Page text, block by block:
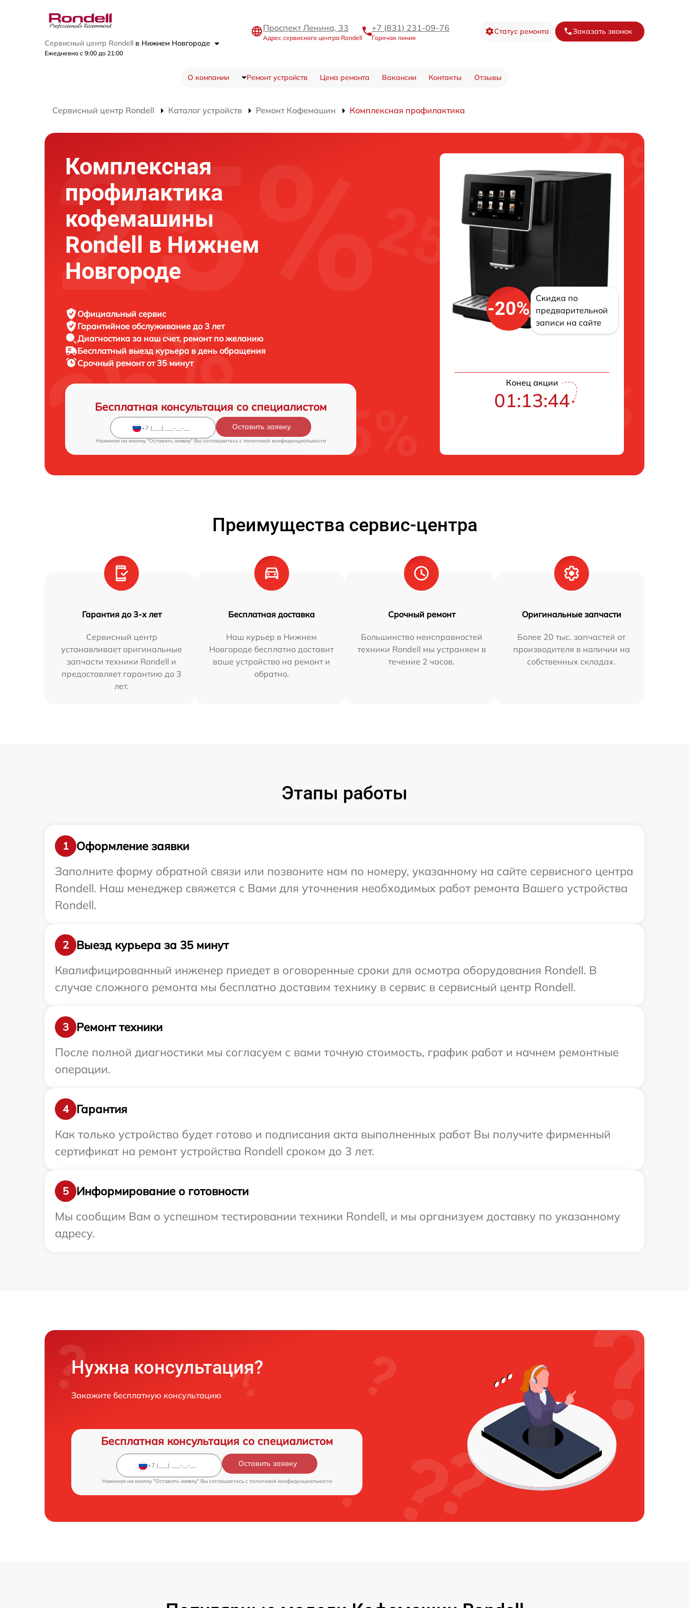
Сервисный центр Rondell в Нижнем Новгороде
Ежедневно с 9:00 до 21:00
Проспект Ленина, 33
Адрес сервисного центра Rondell
+7 (831) 231-09-76
Горячая линия
Статус ремонта Заказать звонок
О компании Ремонт устройств Цена ремонта Вакансии Контакты Отзывы
Сервисный центр Rondell Каталог устройств Ремонт Кофемашин Комплексная профилактика
Комплексная
профилактика
кофемашины
Rondell в Нижнем
Новгороде
Официальный сервис
Гарантийное обслуживание до 3 лет
Диагностика за наш счет, ремонт по желанию
Бесплатный выезд курьера в день обращения
Срочный ремонтот 35 минут
Бесплатная консультация со специалистом
Оставить заявку
Нажимая на кнопку "Оставить заявку" Вы соглашаетесь c политикой конфиденциальности
-20%
Скидка по
предварительной
записи на сайте
Конец акции
01:13:43
Преимущества сервис-центра
Гарантия до 3-х лет
Сервисный центр
устанавливает оригинальные
запчасти техники Rondell и
предоставляет гарантию до 3
лет.
Бесплатная доставка
Наш курьер в Нижнем
Новгороде бесплатно доставит
ваше устройство на ремонт и
обратно.
Срочный ремонт
Большинство неисправностей
техники Rondell мы устраняем в
течение 2 часов.
Оригинальные запчасти
Более 20 тыс. запчастей от
производителя в наличии на
собственных складах.
Этапы работы
1
Оформление заявки
Заполните форму обратной связи или позвоните нам по номеру, указанному на сайте сервисного центра
Rondell. Наш менеджер свяжется с Вами для уточнения необходимых работ ремонта Вашего устройства
Rondell.
2
Выезд курьера за 35 минут
Квалифицированный инженер приедет в оговоренные сроки для осмотра оборудования Rondell. В
случае сложного ремонта мы бесплатно доставим технику в сервис в сервисный центр Rondell.
3
Ремонт техники
После полной диагностики мы согласуем с вами точную стоимость, график работ и начнем ремонтные
операции.
4
Гарантия
Как только устройство будет готово и подписания акта выполненных работ Вы получите фирменный
сертификат на ремонт устройства Rondell сроком до 3 лет.
5
Информирование о готовности
Мы сообщим Вам о успешном тестировании техники Rondell, и мы организуем доставку по указанному
адресу.
Нужна консультация?
Закажите бесплатную консультацию
Бесплатная консультация со специалистом
Оставить заявку
Нажимая на кнопку "Оставить заявку" Вы соглашаетесь c политикой конфиденциальности